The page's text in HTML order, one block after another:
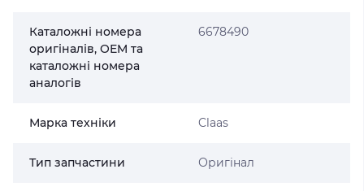
Каталожні номера
оригіналів, OEM та
каталожні номера
аналогів
6678490
Марка техніки Claas
Тип запчастини Оригінал